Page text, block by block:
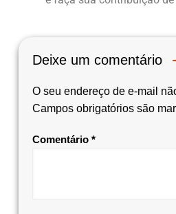
Deixe um comentário
O seu endereço de e-mail
Campos obrigatórios são
Comentário *